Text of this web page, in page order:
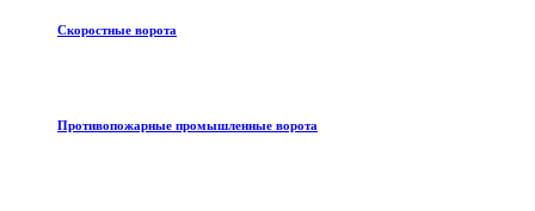
Скоростные ворота
Противопожарные промышленные ворота